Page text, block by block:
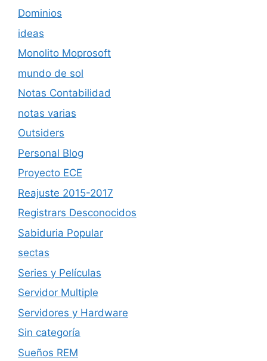
Dominios
ideas
Monolito Moprosoft
mundo de sol
Notas Contabilidad
notas varias
Outsiders
Personal Blog
Proyecto ECE
Reajuste 2015-2017
Registrars Desconocidos
Sabiduria Popular
sectas
Series y Películas
Servidor Multiple
Servidores y Hardware
Sin categoría
Sueños REM